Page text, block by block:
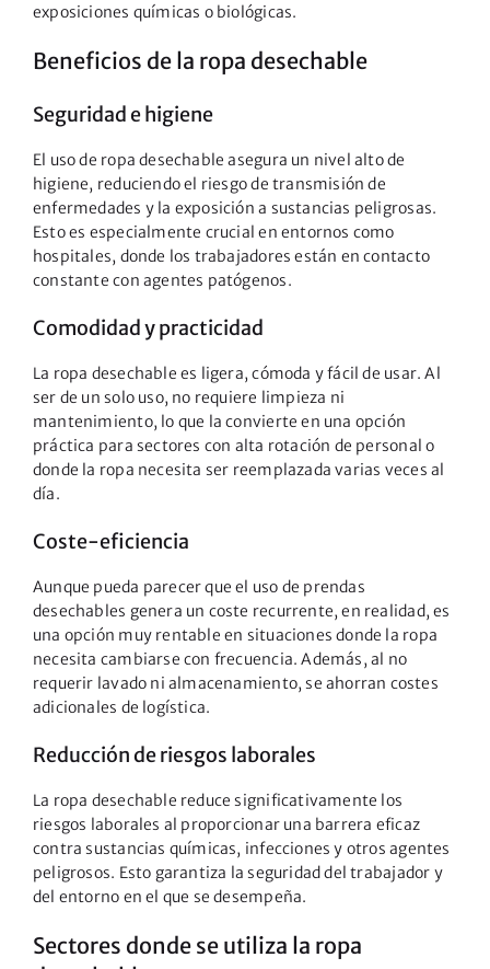
exposiciones químicas o biológicas.
Beneficios de la ropa desechable
Seguridad e higiene
El uso de ropa desechable asegura un nivel alto de
higiene, reduciendo el riesgo de transmisión de
enfermedades y la exposición a sustancias peligrosas.
Esto es especialmente crucial en entornos como
hospitales, donde los trabajadores están en contacto
constante con agentes patógenos.
Comodidad y practicidad
La ropa desechable es ligera, cómoda y fácil de usar. Al
ser de un solo uso, no requiere limpieza ni
mantenimiento, lo que la convierte en una opción
práctica para sectores con alta rotación de personal o
donde la ropa necesita ser reemplazada varias veces al
día.
Coste-eficiencia
Aunque pueda parecer que el uso de prendas
desechables genera un coste recurrente, en realidad, es
una opción muy rentable en situaciones donde la ropa
necesita cambiarse con frecuencia. Además, al no
requerir lavado ni almacenamiento, se ahorran costes
adicionales de logística.
Reducción de riesgos laborales
La ropa desechable reduce significativamente los
riesgos laborales al proporcionar una barrera eficaz
contra sustancias químicas, infecciones y otros agentes
peligrosos. Esto garantiza la seguridad del trabajador y
del entorno en el que se desempeña.
Sectores donde se utiliza la ropa